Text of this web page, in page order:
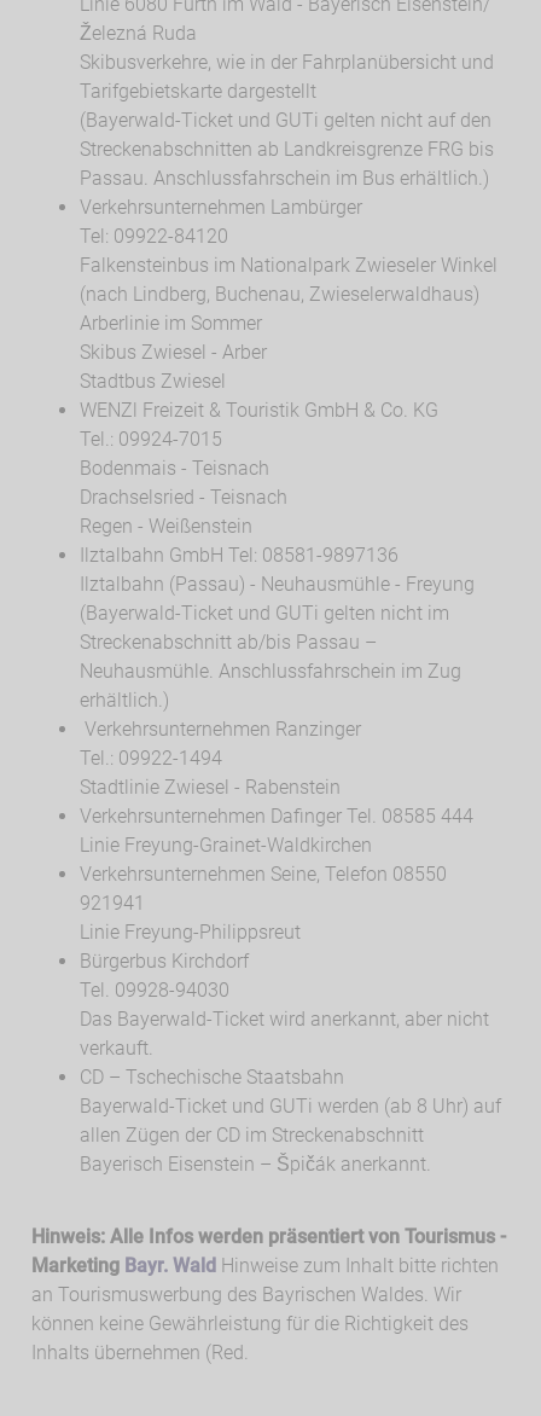
Železná Ruda
Skibusverkehre, wie in der Fahrplanübersicht und
Tarifgebietskarte dargestellt
(Bayerwald-Ticket und GUTi gelten nicht auf den
Streckenabschnitten ab Landkreisgrenze FRG bis
Passau. Anschlussfahrschein im Bus erhältlich.)
Verkehrsunternehmen Lambürger
Tel: 09922-84120
Falkensteinbus im Nationalpark Zwieseler Winkel
(nach Lindberg, Buchenau, Zwieselerwaldhaus)
Arberlinie im Sommer
Skibus Zwiesel - Arber
Stadtbus Zwiesel
WENZl Freizeit & Touristik GmbH & Co. KG
Tel.: 09924-7015
Bodenmais - Teisnach
Drachselsried - Teisnach
Regen - Weißenstein
Ilztalbahn GmbH Tel: 08581-9897136
Ilztalbahn (Passau) - Neuhausmühle - Freyung
(Bayerwald-Ticket und GUTi gelten nicht im
Streckenabschnitt ab/bis Passau –
Neuhausmühle. Anschlussfahrschein im Zug
erhältlich.)
Verkehrsunternehmen Ranzinger
Tel.: 09922-1494
Stadtlinie Zwiesel - Rabenstein
Verkehrsunternehmen Dafinger Tel. 08585 444
Linie Freyung-Grainet-Waldkirchen
Verkehrsunternehmen Seine, Telefon 08550
921941
Linie Freyung-Philippsreut
Bürgerbus Kirchdorf
Tel. 09928-94030
Das Bayerwald-Ticket wird anerkannt, aber nicht
verkauft.
CD – Tschechische Staatsbahn
Bayerwald-Ticket und GUTi werden (ab 8 Uhr) auf
allen Zügen der CD im Streckenabschnitt
Bayerisch Eisenstein – Špičák anerkannt.
Hinweis: Alle Infos werden präsentiert von Tourismus -
Marketing Bayr. Wald Hinweise zum Inhalt bitte richten
an Tourismuswerbung des Bayrischen Waldes. Wir
können keine Gewährleistung für die Richtigkeit des
Inhalts übernehmen (Red.